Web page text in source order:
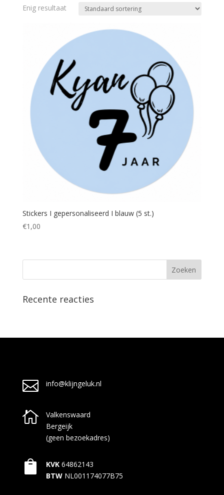
Enig resultaat
Stickers I gepersonaliseerd I blauw (5 st.)
€1,00
Recente reacties
 info@klijngeluk.nl

Valkenswaard
Bergeijk
(geen bezoekadres)
 KVK 64862143
BTW NL001174077B75